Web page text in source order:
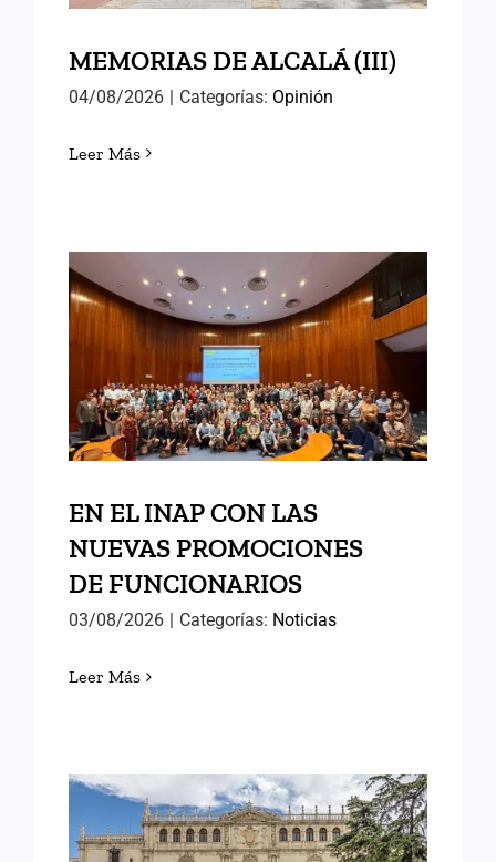
MEMORIAS DE ALCALÁ (III)
04/08/2026 | Categorías: Opinión
Leer Más
EN EL INAP CON LAS
NUEVAS PROMOCIONES
DE FUNCIONARIOS
EN EL INAP CON LAS
NUEVAS PROMOCIONES
DE FUNCIONARIOS
03/08/2026 | Categorías: Noticias
Leer Más